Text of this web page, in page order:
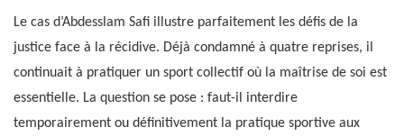
Le cas d’Abdesslam Safi illustre parfaitement les défis de la
justice face à la récidive. Déjà condamné à quatre reprises, il
continuait à pratiquer un sport collectif où la maîtrise de soi est
essentielle. La question se pose : faut-il interdire
temporairement ou définitivement la pratique sportive aux